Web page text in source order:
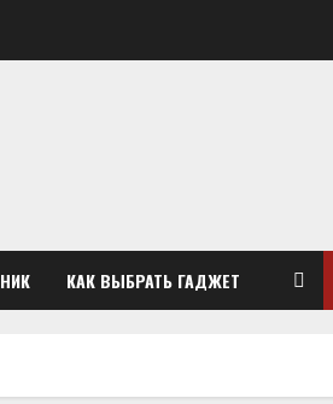
КАК ВЫБРАТЬ ГАДЖЕТ